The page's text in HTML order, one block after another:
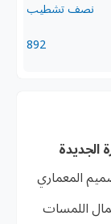
نصف تشطيب
892
الجديدة
بنموذج (0) من تصميم المعماري
اللمسات